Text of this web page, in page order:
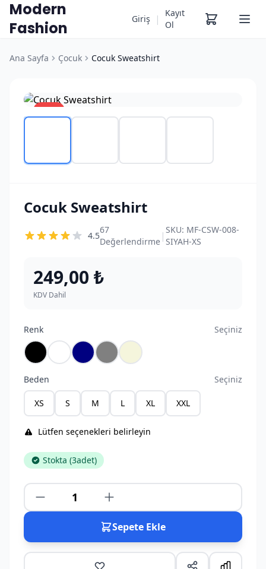
Modern
Fashion
Giriş |
Kayıt
Ol
Ana Sayfa Çocuk Cocuk Sweatshirt
%17
Cocuk Sweatshirt
4.5
67
Değerlendirme | SKU: MF-CSW-008-
SIYAH-XS
249,00 ₺
KDV Dahil
Renk Seçiniz
Siyah Beyaz Lacivert
Gri Bej
Beden Seçiniz
XS S M L XL XXL
Lütfen seçenekleri belirleyin
Stokta (3adet)
Sepete Ekle